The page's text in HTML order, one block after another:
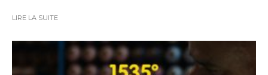
LIRE LA SUITE